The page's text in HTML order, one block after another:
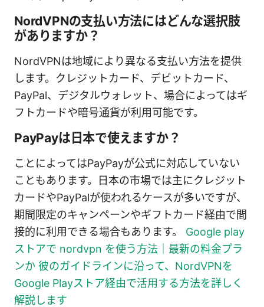
NordVPNの支払い方法にはどんな選択肢
がありますか？
NordVPNは地域により異なる支払い方法を提供
します。クレジットカード、デビットカード、
PayPal、デジタルウォレット、場合によってはギ
フトカードや暗号通貨が利用可能です。
PayPayは日本で使えますか？
ことによってはPayPayが公式に対応していない
こともあります。日本の市場では主にクレジット
カードやPayPalが使われるケースが多いですが、
期間限定のキャンペーンやギフトカード経由で間
接的に利用できる場合もあります。 Google play
ストアで nordvpn を使う方法｜最新の料金プラ
ンか 彼のガイドラインに沿って、NordVPNを
Google Playストア経由で活用する方法を詳しく
解説します